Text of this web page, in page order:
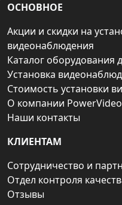
ОСНОВНОЕ
Акции и скидки на
видеонаблюдения
Каталог оборудования
Установка
Стоимость установки
О компании PowerVideo
Наши контакты
КЛИЕНТАМ
Сотрудничество и
Отдел контроля
Отзывы